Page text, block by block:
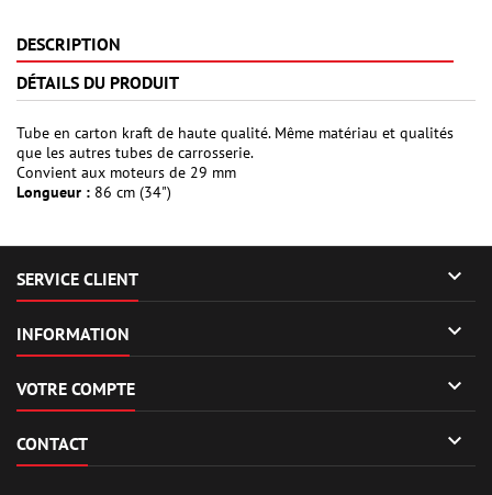
DESCRIPTION
DÉTAILS DU PRODUIT
Tube en carton kraft de haute qualité. Même matériau et qualités
que les autres tubes de carrosserie.
Convient aux moteurs de 29 mm
Longueur : 86 cm (34")
SERVICE CLIENT 
INFORMATION 
VOTRE COMPTE 
CONTACT 